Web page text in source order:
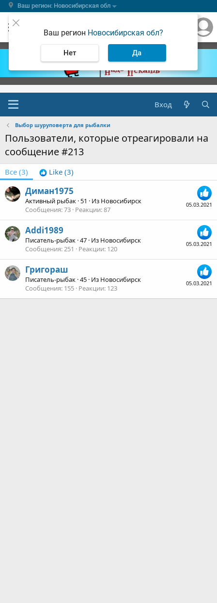
Ваш регион: Новосибирская обл
Ваш регион Новосибирская обл?
Нет Да
Вход
Выбор шуруповерта для рыбалки
Пользователи, которые отреагировали на
сообщение #213
Все (3) Like (3)
05.03.2021
Диман1975
Активный рыбак ·51 · Из Новосибирск
Сообщения 73 Реакции 87
05.03.2021
Addi1989
Писатель-рыбак ·47 · Из Новосибирск
Сообщения 251 Реакции 120
05.03.2021
Григораш
Писатель-рыбак ·45 · Из Новосибирск
Сообщения 155 Реакции 123